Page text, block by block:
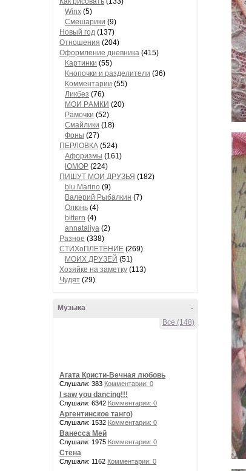
Winx (5)
Смешарики (9)
Новый год (137)
Отношения (204)
Оформление дневника (415)
Кaртинки (55)
Кнопочки и рaзделители (36)
Комментaрии (55)
Ликбез (76)
МОИ РAМКИ (20)
Рaмочки (52)
Смaйлики (18)
Фоны (27)
ПЕРЛОВКА (524)
Aфоризмы (161)
ЮМОР (224)
ПИШУТ МОИ ДРУЗЬЯ (182)
blu Marino (9)
Валерий Рыбалкин (7)
Олюнь (4)
bittern (4)
annataliya (2)
Разное (338)
СТИХоПЛЕТЕНИЕ (269)
МОИХ ДРУЗЕЙ (51)
Хозяйке на заметку (113)
Чудят (29)
-
Музыка
Все (148)
Агата Кристи-Вечная любовь
Слушали: 383 Комментарии: 0
I saw you dancing!!!
Слушали: 6342 Комментарии: 0
Аргентинское танго)
Слушали: 1532 Комментарии: 0
Ванесса Мей
Слушали: 1975 Комментарии: 0
Стена
Слушали: 1162 Комментарии: 0